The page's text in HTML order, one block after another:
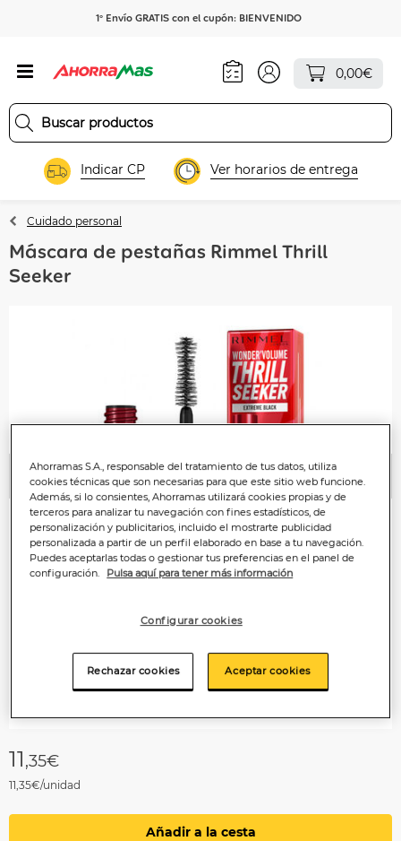
1º Envío GRATIS con el cupón: BIENVENIDO
0,00€
Indicar CP Ver horarios de entrega
Cuidado personal
Máscara de pestañas Rimmel Thrill
Seeker
Anterior
11,35€
11,35€/unidad
Añadir a la cesta
Ahorramas S.A., responsable del tratamiento de tus datos, utiliza
cookies técnicas que son necesarias para que este sitio web funcione.
Además, si lo consientes, Ahorramas utilizará cookies propias y de
terceros para analizar tu navegación con fines estadísticos, de
personalización y publicitarios, incluido el mostrarte publicidad
personalizada a partir de un perfil elaborado en base a tu navegación.
Puedes aceptarlas todas o gestionar tus preferencias en el panel de
configuración.
Pulsa aquí para tener más información
Configurar cookies
Rechazar cookies Aceptar cookies